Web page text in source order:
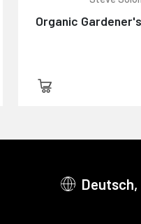
Organic